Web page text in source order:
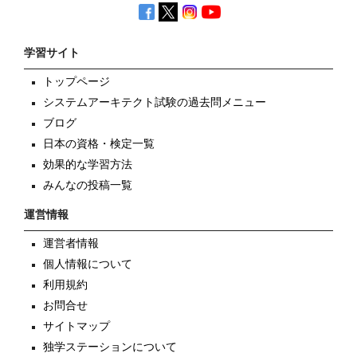
学習サイト
トップページ
システムアーキテクト試験の過去問メニュー
ブログ
日本の資格・検定一覧
効果的な学習方法
みんなの投稿一覧
運営情報
運営者情報
個人情報について
利用規約
お問合せ
サイトマップ
独学ステーションについて